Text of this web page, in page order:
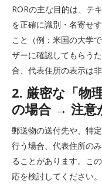
RORの主な目的は、テ
を正確に識別・名寄せ
こと（例：米国の大学
ザーに確認してもらう
合、代表住所の表示は非
2. 厳密な「物
の場合 → 注意
郵送物の送付先や、特
行う場合、代表住所の
ることがあります。こ
応を検討してください。